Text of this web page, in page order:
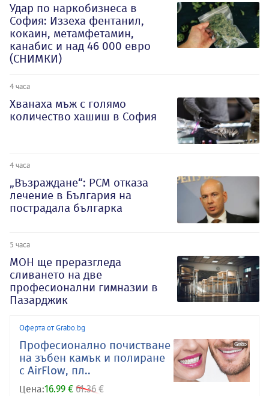
Удар по наркобизнеса в
София: Иззеха фентанил,
кокаин, метамфетамин,
канабис и над 46 000 евро
(СНИМКИ)
4 часа
Хванаха мъж с голямо
количество хашиш в София
4 часа
„Възраждане“: РСМ отказа
лечение в България на
пострадала българка
5 часа
МОН ще преразгледа
сливането на две
професионални гимназии в
Пазарджик
Оферта от Grabo.bg
Професионално почистване
на зъбен камък и полиране
с AirFlow, пл..
Цена:16.99 € 61.36 €